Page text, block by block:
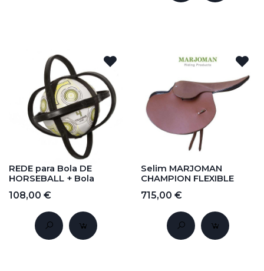
REDE para Bola DE
HORSEBALL + Bola
108,00 €
Selim MARJOMAN
CHAMPION FLEXIBLE
715,00 €